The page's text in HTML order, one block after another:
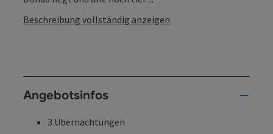
Beschreibung vollständig anzeigen
Angebotsinfos
3 Übernachtungen